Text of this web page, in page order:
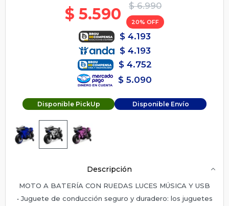
$ 6.990
$ 5.590 20
$ 4.193
$ 4.193
$ 4.752
$ 5.090
Disponible PickUp Disponible Envío
Descripción
MOTO A BATERÍA CON RUEDAS LUCES MÚSICA Y USB
• Juguete de conducción seguro y duradero: los juguetes